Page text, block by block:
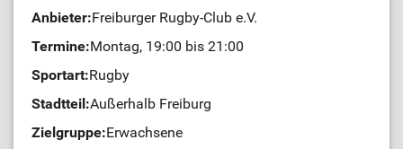
Anbieter:Freiburger Rugby-Club e.V.
Termine:Montag, 19:00 bis 21:00
Sportart:Rugby
Stadtteil:Außerhalb Freiburg
Zielgruppe:Erwachsene